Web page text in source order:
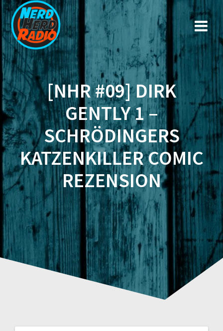
Zum
Inhalt
springen
[NHR #09] DIRK
GENTLY 1 –
SCHRÖDINGERS
KATZENKILLER COMIC
REZENSION